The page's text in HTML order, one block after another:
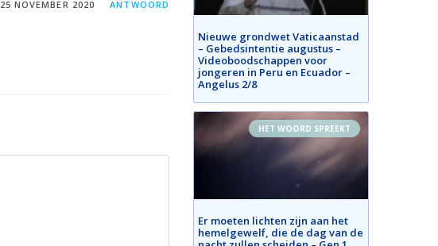
25 NOVEMBER 2020 ANTWOORD
Nieuwe grondwet Vaticaanstad
– Gebedsintentie augustus –
Videoboodschappen voor
jongeren in Peru en Ecuador –
Angelus 2/8
HET WOORD SPREEKT
Er moeten lichten zijn aan het
hemelgewelf, die de dag van de